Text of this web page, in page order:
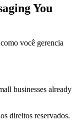
You
você gerencia
businesses already
direitos reservados.